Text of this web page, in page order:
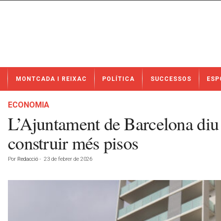
t
MONTCADA I REIXAC POLÍTICA SUCCESSOS
ECONOMIA
L’Ajuntament de Barcelona
construir més pisos
Por Redacció - 23 de febrer de 2026